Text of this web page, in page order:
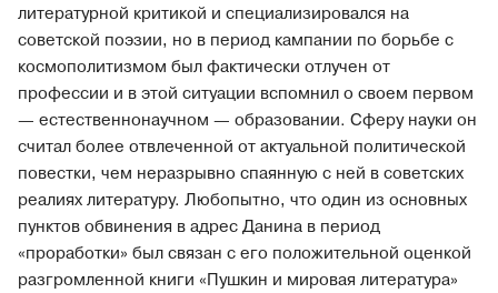
литературной критикой и специализировался на
советской поэзии, но в период кампании по борьбе с
космополитизмом был фактически отлучен от
профессии и в этой ситуации вспомнил о своем первом
— естественнонаучном — образовании. Сферу науки он
считал более отвлеченной от актуальной политической
повестки, чем неразрывно спаянную с ней в советских
реалиях литературу. Любопытно, что один из основных
пунктов обвинения в адрес Данина в период
«проработки» был связан с его положительной оценкой
разгромленной книги «Пушкин и мировая литература»